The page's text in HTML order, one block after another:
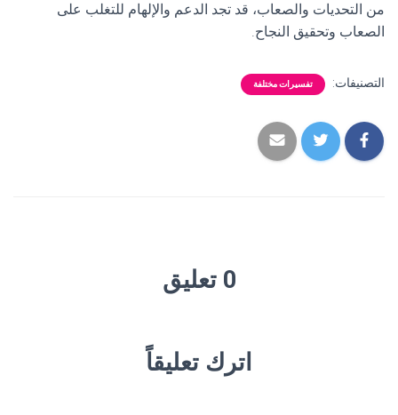
من التحديات والصعاب، قد تجد الدعم والإلهام للتغلب على
الصعاب وتحقيق النجاح.
التصنيفات: تفسيرات مختلفة
0 تعليق
اترك تعليقاً